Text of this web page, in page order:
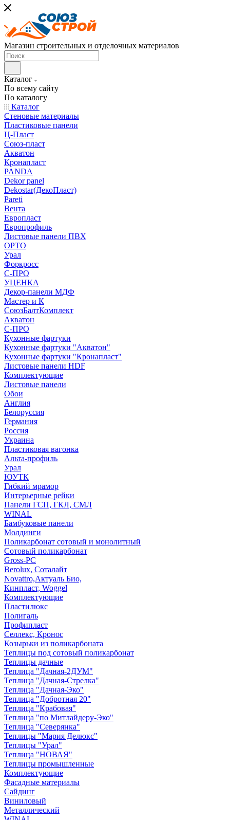
Магазин строительных и отделочных материалов
Каталог
По всему сайту
По каталогу
Каталог
Стеновые материалы
Пластиковые панели
Ц-Пласт
Союз-пласт
Акватон
Кронапласт
PANDA
Dekor panel
Dekostar(ДекоПласт)
Pareti
Вента
Европласт
Европрофиль
Листовые панели ПВХ
ОРТО
Урал
Форкросс
С-ПРО
УЦЕНКА
Декор-панели МДФ
Мастер и К
СоюзБалтКомплект
Акватон
С-ПРО
Кухонные фартуки
Кухонные фартуки "Акватон"
Кухонные фартуки "Кронапласт"
Листовые панели HDF
Комплектующие
Листовые панели
Обои
Англия
Белоруссия
Германия
Россия
Украина
Пластиковая вагонка
Альта-профиль
Урал
ЮУТК
Гибкий мрамор
Интерьерные рейки
Панели ГСП, ГКЛ, СМЛ
WINAL
Бамбуковые панели
Молдинги
Поликарбонат сотовый и монолитный
Сотовый поликарбонат
Gross-PC
Berolux, Соталайт
Novattro,Актуаль Био,
Кинпласт, Woggel
Комплектующие
Пластилюкс
Полигаль
Профипласт
Селлекс, Кронос
Козырьки из поликарбоната
Теплицы под сотовый поликарбонат
Теплицы дачные
Теплица "Дачная-2ДУМ"
Теплица "Дачная-Стрелка"
Теплица "Дачная-Эко"
Теплица "Добротная 20"
Теплица "Крабовая"
Теплица "по Митлайдеру-Эко"
Теплица "Северянка"
Теплицы "Мария Делюкс"
Теплицы "Урал"
Теплица "НОВАЯ"
Теплицы промышленные
Комплектующие
Фасадные материалы
Сайдинг
Виниловый
Металлический